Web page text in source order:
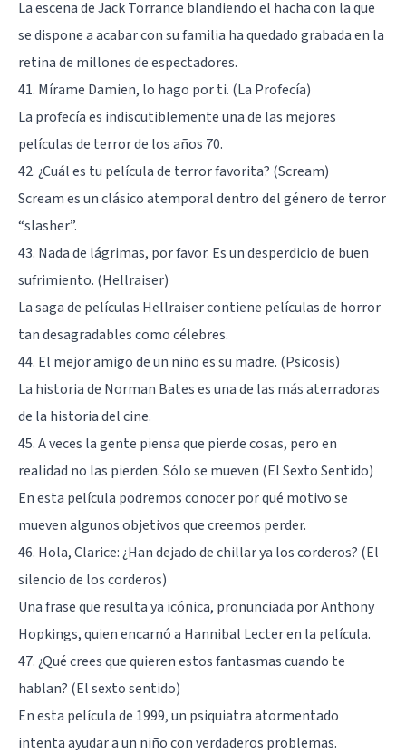
La escena de Jack Torrance blandiendo el hacha con la que
se dispone a acabar con su familia ha quedado grabada en la
retina de millones de espectadores.
41. Mírame Damien, lo hago por ti. (La Profecía)
La profecía es indiscutiblemente una de las mejores
películas de terror de los años 70.
42. ¿Cuál es tu película de terror favorita? (Scream)
Scream es un clásico atemporal dentro del género de terror
“slasher”.
43. Nada de lágrimas, por favor. Es un desperdicio de buen
sufrimiento. (Hellraiser)
La saga de películas Hellraiser contiene películas de horror
tan desagradables como célebres.
44. El mejor amigo de un niño es su madre. (Psicosis)
La historia de Norman Bates es una de las más aterradoras
de la historia del cine.
45. A veces la gente piensa que pierde cosas, pero en
realidad no las pierden. Sólo se mueven (El Sexto Sentido)
En esta película podremos conocer por qué motivo se
mueven algunos objetivos que creemos perder.
46. Hola, Clarice: ¿Han dejado de chillar ya los corderos? (El
silencio de los corderos)
Una frase que resulta ya icónica, pronunciada por Anthony
Hopkings, quien encarnó a Hannibal Lecter en la película.
47. ¿Qué crees que quieren estos fantasmas cuando te
hablan? (El sexto sentido)
En esta película de 1999, un psiquiatra atormentado
intenta ayudar a un niño con verdaderos problemas.